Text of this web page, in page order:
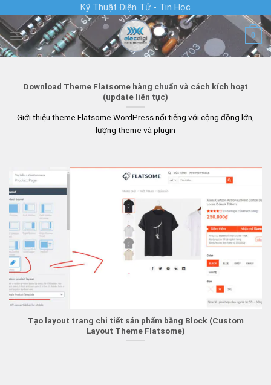
to
content
Kỹ Thuật Điện Tử - Tin Học
0
Download Theme Flatsome hàng chuẩn và cách kích hoạt
(update liên tục)
Giới thiệu theme Flatsome WordPress nổi tiếng với cộng đồng lớn,
lượng theme và plugin
Tạo layout trang chi tiết sản phẩm bằng Block (Custom
Layout Theme Flatsome)